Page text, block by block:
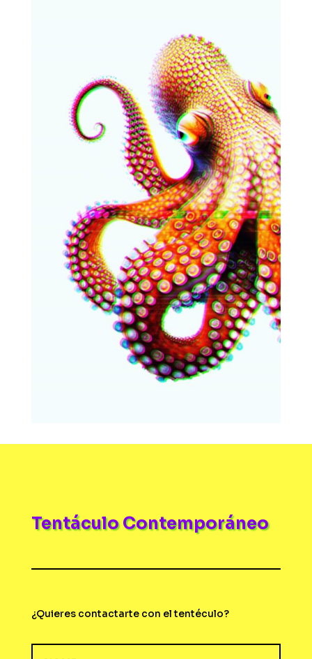
Tentáculo Contemporáneo
¿Quieres contactarte con el tentéculo?